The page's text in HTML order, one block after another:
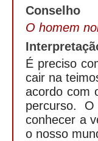
Conselho
O homem
É preciso
cair na
acordo com
percurso.
conhecer a
o nosso